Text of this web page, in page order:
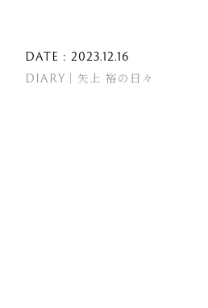
DATE : 2023.12.16
DIARY｜矢上 裕の日々